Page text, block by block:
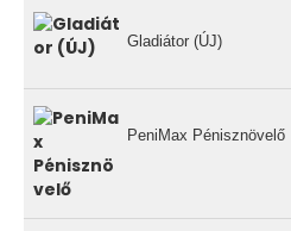
Gladiátor (ÚJ)
PeniMax Pénisznövelő